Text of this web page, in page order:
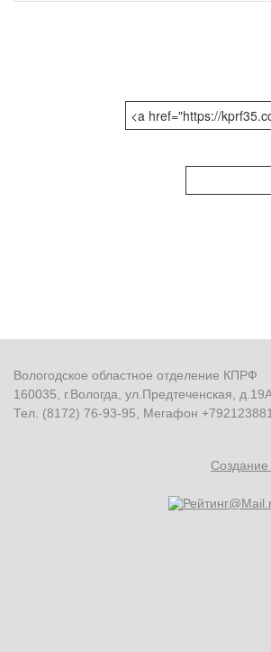
по
Вологодское областное отделение КПРФ
160035, г.Вологда, ул.Предтеченская,
Тел. (8172) 76-93-95, Мегафон
Создание